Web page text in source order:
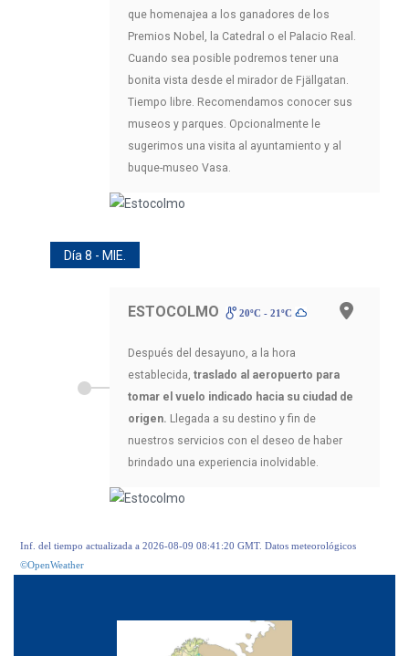
que homenajea a los ganadores de los
Premios Nobel, la Catedral o el Palacio Real.
Cuando sea posible podremos tener una
bonita vista desde el mirador de Fjällgatan.
Tiempo libre. Recomendamos conocer sus
museos y parques. Opcionalmente le
sugerimos una visita al ayuntamiento y al
buque-museo Vasa.
Día 8 - MIE.
ESTOCOLMO 20ºC - 21ºC
Después del desayuno, a la hora
establecida, traslado al aeropuerto para
tomar el vuelo indicado hacia su ciudad de
origen. Llegada a su destino y fin de
nuestros servicios con el deseo de haber
brindado una experiencia inolvidable.
Inf. del tiempo actualizada a 2026-08-09 08:41:20 GMT. Datos meteorológicos
©OpenWeather